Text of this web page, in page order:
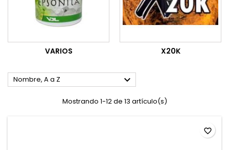
VARIOS X20K
Nombre, A a Z 
Mostrando 1-12 de 13 artículo(s)
favorite_border